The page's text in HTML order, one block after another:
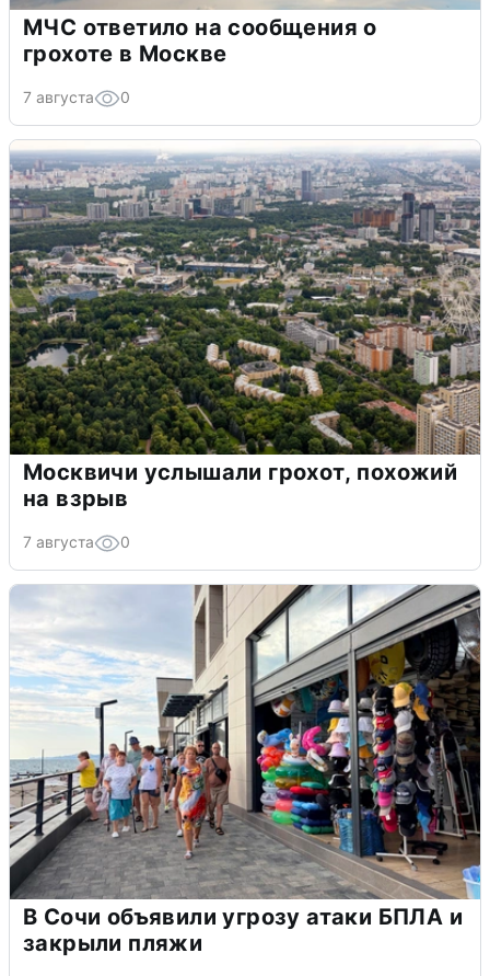
МЧС ответило на сообщения о
грохоте в Москве
7 августа 0
Москвичи услышали грохот, похожий
на взрыв
7 августа 0
В Сочи объявили угрозу атаки БПЛА и
закрыли пляжи